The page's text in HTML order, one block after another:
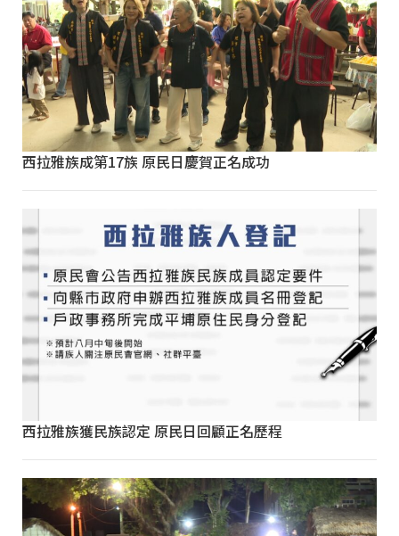
西拉雅族成第17族 原民日慶賀正名成功
西拉雅族獲民族認定 原民日回顧正名歷程